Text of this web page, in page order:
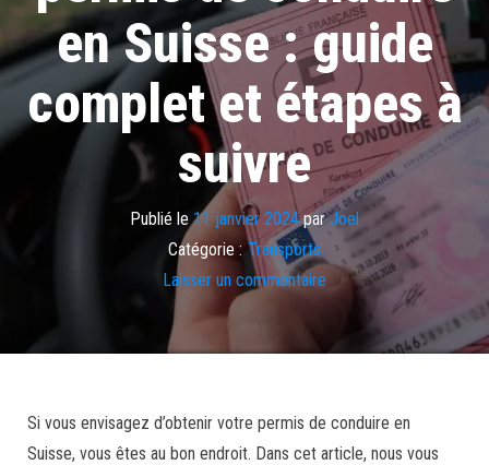
en Suisse : guide
complet et étapes à
suivre
Publié le11 janvier 2024parJoel
Catégorie : Transports
Laisser un commentaire
Si vous envisagez d’obtenir votre permis de conduire en
Suisse, vous êtes au bon endroit. Dans cet article, nous vous